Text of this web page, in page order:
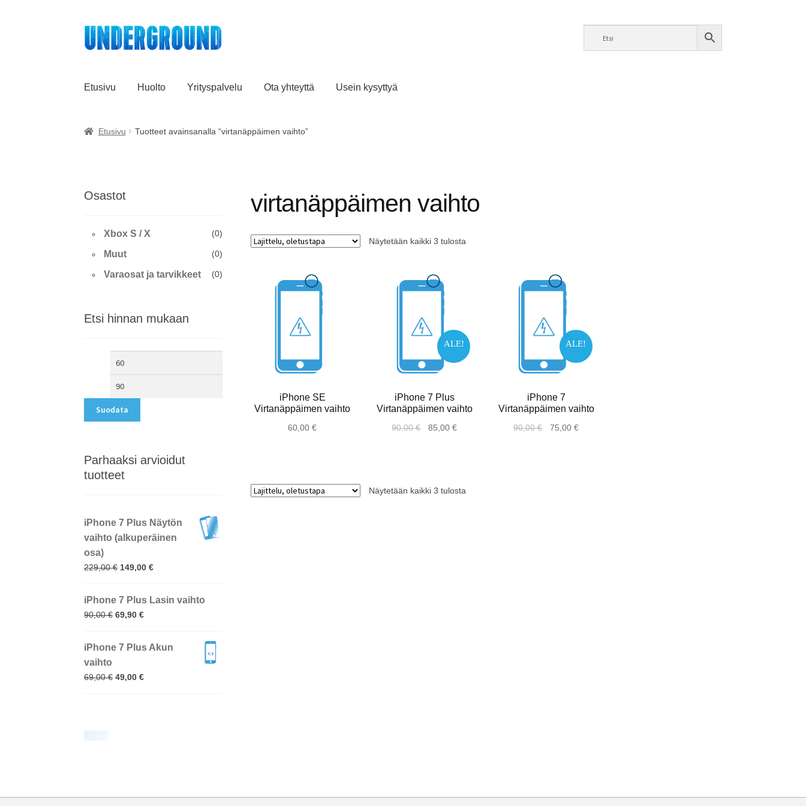
Siirry
navigointiin
Siirry
sisältöön
Etusivu Huolto Yrityspalvelu Ota yhteyttä Usein kysyttyä
Etusivu Tuotteet avainsanalla “virtanäppäimen vaihto”
virtanäppäimen vaihto
Näytetään kaikki 3 tulosta
iPhone SE
Virtanäppäimen vaihto
60,00€
iPhone 7 Plus
Virtanäppäimen vaihto
ALE!
90,00€ 85,00 €
iPhone 7
Virtanäppäimen vaihto
ALE!
90,00€ 75,00€
Näytetään kaikki 3 tulosta
Osastot
Xbox S / X (0)
Muut (0)
Varaosat ja tarvikkeet (0)
Etsi hinnan mukaan
Minimihinta
Suodata
Parhaaksi arvioidut
tuotteet
iPhone 7 Plus Näytön
vaihto (alkuperäinen
osa)
229,00€ 149,00€
iPhone 7 Plus Lasin vaihto
90,00€ 69,90€
iPhone 7 Plus Akun
vaihto
69,00€ 49,00€